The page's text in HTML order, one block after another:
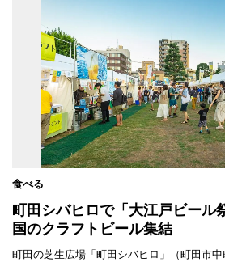
食べる
町田シバヒロで「大江戸ビー
国のクラフトビール集結
町田の芝生広場「町田シバヒロ」（町田市